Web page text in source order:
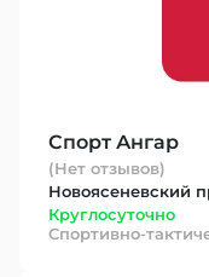
Спорт Ангар
(Нет отзывов)
Новоясеневский
Круглосуточно
Спортивно-